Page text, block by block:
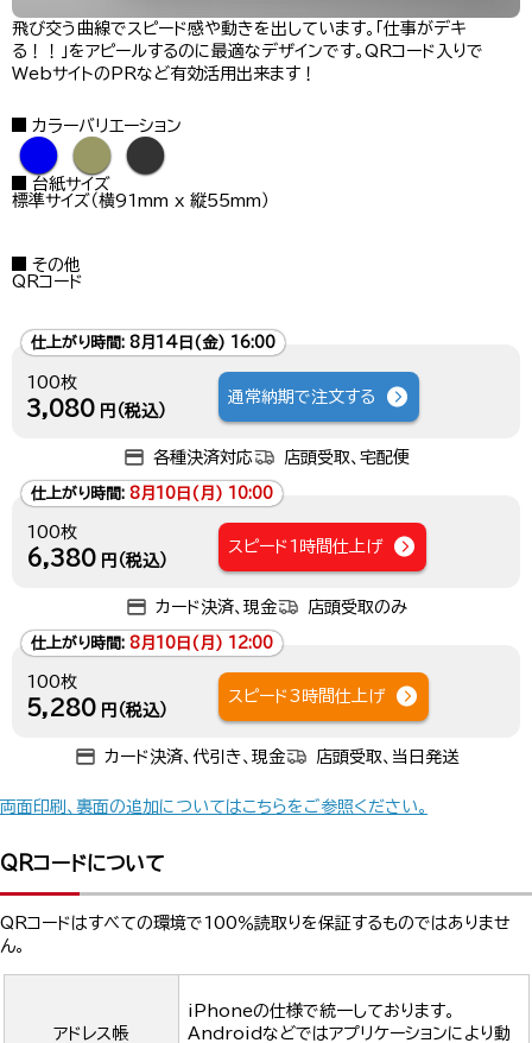
飛び交う曲線でスピード感や動きを出しています。「仕事がデキ
る！！」をアピールするのに最適なデザインです。QRコード入りで
WebサイトのPRなど有効活用出来ます！
カラーバリエーション
● ● ●
台紙サイズ
標準サイズ（横91mm x 縦55mm）
その他
QRコード
仕上がり時間: 8月14日(金) 16:00
100枚
3,080 円（税込）
通常納期で注文する
各種決済対応 店頭受取、宅配便
仕上がり時間: 8月10日(月) 10:00
100枚
6,380 円（税込）
スピード1時間仕上げ
カード決済、現金 店頭受取のみ
仕上がり時間: 8月10日(月) 12:00
100枚
5,280 円（税込）
スピード3時間仕上げ
カード決済、代引き、現金 店頭受取、当日発送
両面印刷、裏面の追加についてはこちらをご参照ください。
QRコードについて
QRコードはすべての環境で100％読取りを保証するものではありませ
ん。
アドレス帳
iPhoneの仕様で統一しております。
Androidなどではアプリケーションにより動